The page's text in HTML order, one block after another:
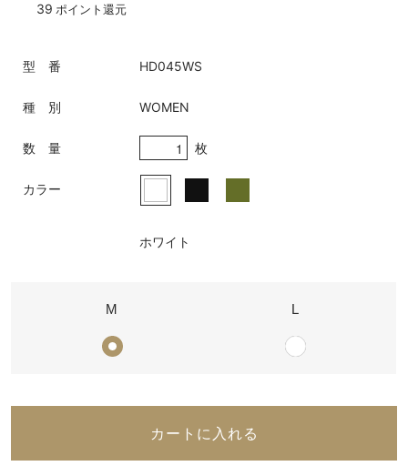
39 ポイント還元
型 番 HD045WS
種 別 WOMEN
数 量 枚
カラー
ホワイト
M L
カートに入れる